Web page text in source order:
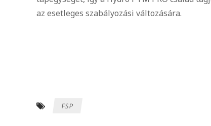
az esetleges szabályozási változására.
FSP